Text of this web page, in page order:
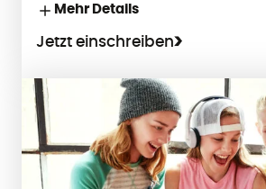
Mehr Details
Jetzt einschreiben